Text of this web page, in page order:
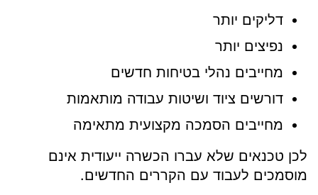
דליקים יותר
נפיצים יותר
מחייבים נהלי בטיחות חדשים
דורשים ציוד ושיטות עבודה מותאמות
מחייבים הסמכה מקצועית מתאימה
לכן טכנאים שלא עברו הכשרה ייעודית אינם
מוסמכים לעבוד עם הקררים החדשים.